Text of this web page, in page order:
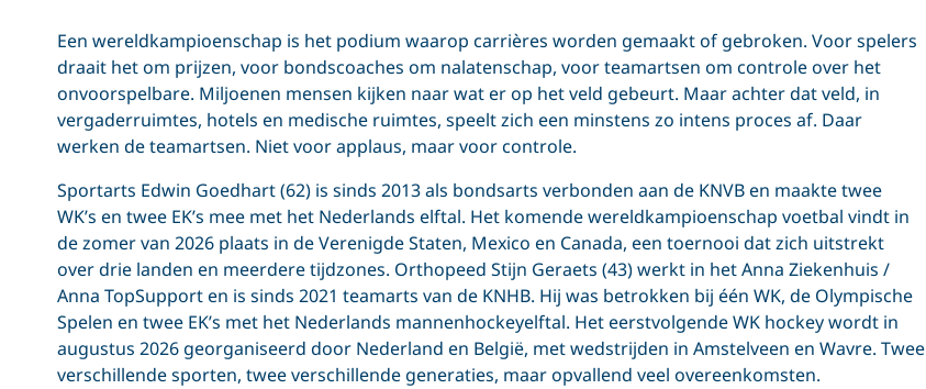
Een wereldkampioenschap is het podium waarop carrières worden gemaakt of gebroken. Voor spelers
draait het om prijzen, voor bondscoaches om nalatenschap, voor teamartsen om controle over het
onvoorspelbare. Miljoenen mensen kijken naar wat er op het veld gebeurt. Maar achter dat veld, in
vergaderruimtes, hotels en medische ruimtes, speelt zich een minstens zo intens proces af. Daar
werken de teamartsen. Niet voor applaus, maar voor controle.
Sportarts Edwin Goedhart (62) is sinds 2013 als bondsarts verbonden aan de KNVB en maakte twee
WK’s en twee EK’s mee met het Nederlands elftal. Het komende wereldkampioenschap voetbal vindt in
de zomer van 2026 plaats in de Verenigde Staten, Mexico en Canada, een toernooi dat zich uitstrekt
over drie landen en meerdere tijdzones. Orthopeed Stijn Geraets (43) werkt in het Anna Ziekenhuis /
Anna TopSupport en is sinds 2021 teamarts van de KNHB. Hij was betrokken bij één WK, de Olympische
Spelen en twee EK’s met het Nederlands mannenhockeyelftal. Het eerstvolgende WK hockey wordt in
augustus 2026 georganiseerd door Nederland en België, met wedstrijden in Amstelveen en Wavre. Twee
verschillende sporten, twee verschillende generaties, maar opvallend veel overeenkomsten.